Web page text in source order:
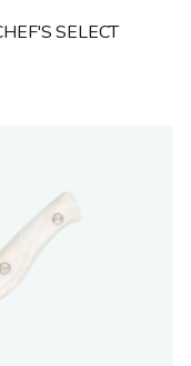
SELECT